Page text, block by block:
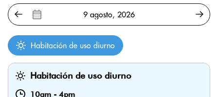
Habitación de uso diurno
Habitación de uso diurno
10am - 4pm